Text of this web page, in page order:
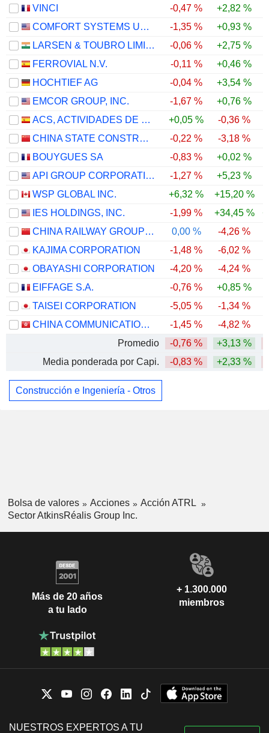
VINCI
-0,47 % +2,82 %
COMFORT SYSTEMS USA, INC.
-1,35 % +0,93 %
LARSEN & TOUBRO LIMITED
-0,06 % +2,75 %
FERROVIAL N.V.
-0,11 % +0,46 %
HOCHTIEF AG
-0,04 % +3,54 %
EMCOR GROUP, INC.
-1,67 % +0,76 %
ACS, ACTIVIDADES DE CONSTRUCCIÓN Y SERVICIOS, S.A.
+0,05 % -0,36 %
CHINA STATE CONSTRUCTION ENGINEERING CORPORATION LIMITED
-0,22 % -3,18 %
BOUYGUES SA
-0,83 % +0,02 %
API GROUP CORPORATION
-1,27 % +5,23 %
WSP GLOBAL INC.
+6,32 % +15,20 %
IES HOLDINGS, INC.
-1,99 % +34,45 %
CHINA RAILWAY GROUP LIMITED
0,00 % -4,26 %
KAJIMA CORPORATION
-1,48 % -6,02 %
OBAYASHI CORPORATION
-4,20 % -4,24 %
EIFFAGE S.A.
-0,76 % +0,85 %
TAISEI CORPORATION
-5,05 % -1,34 %
CHINA COMMUNICATIONS CONSTRUCTION COMPANY LIMITED
-1,45 % -4,82 %
Promedio
-0,76 % +3,13 %
Media ponderada por Capi.
-0,83 % +2,33 %
Construcción e Ingeniería - Otros
Bolsa de valores Acciones
Acción ATRL
Sector AtkinsRéalis Group Inc.
Más de 20 años
a tu lado
+ 1.300.000
miembros
NUESTROS EXPERTOS A TU